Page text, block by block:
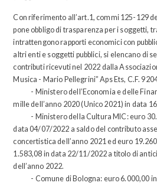
Con riferimento all’art.1, commi 125-129
pone obbligo di trasparenza per i soggetti,
intrattengono rapporti economici con
altri enti e soggetti pubblici, si elencano di
contributi ricevuti nel 2022 dalla
Musica - Mario Pellegrini” Aps Ets, C.F.
- Ministero dell’Economia e delle
mille dell’anno 2020 (Unico 2021) in data
- Ministero della Cultura MIC: euro
data 04/07/2022 a saldo del contributo
concertistica dell’anno 2021 ed euro
1.583,08 in data 22/11/2022 a titolo di
dell’anno 2022.
- Comune di Bologna: euro 6.000,00